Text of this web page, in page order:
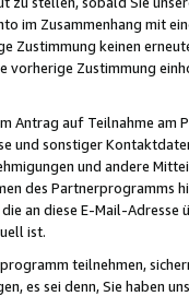
im Zusammenhang mit
Zustimmung keinen
vorherige Zustimmung
Antrag auf Teilnahme
und sonstiger
und andere
des Partnerprogramms
an diese E-Mail-
ist.
teilnehmen,
es sei denn, Sie haben